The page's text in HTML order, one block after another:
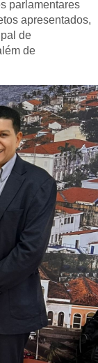
parlamentares
apresentados,
de
de